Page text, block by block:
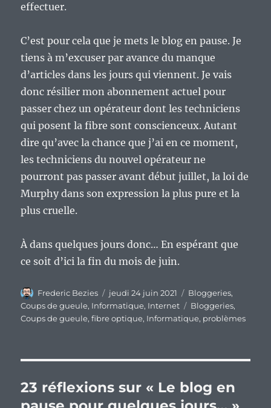
effectuer.
C’est pour cela que je mets le blog en pause. Je
tiens à m’excuser par avance du manque
d’articles dans les jours qui viennent. Je vais
donc résilier mon abonnement actuel pour
passer chez un opérateur dont les techniciens
qui posent la fibre sont conscienceux. Autant
dire qu’avec la chance que j’ai en ce moment,
les techniciens du nouvel opérateur ne
pourront pas passer avant début juillet, la loi de
Murphy dans son expression la plus pure et la
plus cruelle.
À dans quelques jours donc… En espérant que
ce soit d’ici la fin du mois de juin.
Auteur
Frederic Bezies
Publié
le
jeudi 24 juin 2021 Catégories
Bloggeries,
Coups de gueule, Informatique, Internet Étiquettes
Bloggeries,
Coups de gueule,fibre optique, Informatique, problèmes
23 réflexions sur « Le blog en